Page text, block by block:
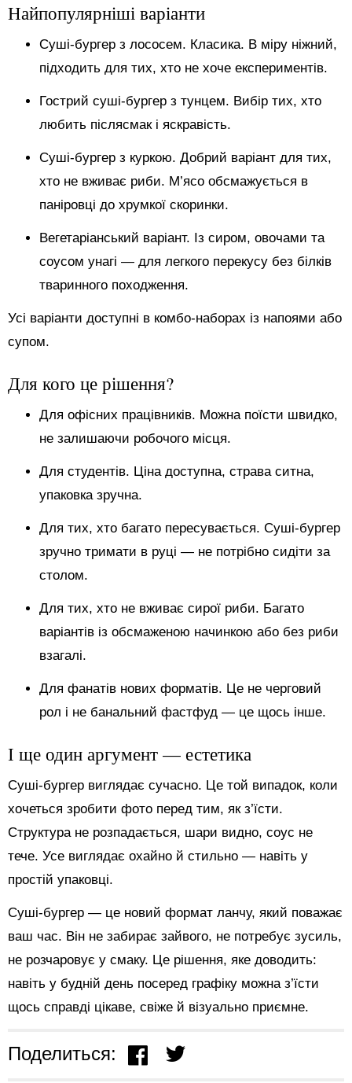
Найпопулярніші варіанти
Суші-бургер з лососем. Класика. В міру ніжний,
підходить для тих, хто не хоче експериментів.
Гострий суші-бургер з тунцем. Вибір тих, хто
любить післясмак і яскравість.
Суші-бургер з куркою. Добрий варіант для тих,
хто не вживає риби. М’ясо обсмажується в
паніровці до хрумкої скоринки.
Вегетаріанський варіант. Із сиром, овочами та
соусом унагі — для легкого перекусу без білків
тваринного походження.
Усі варіанти доступні в комбо-наборах із напоями або
супом.
Для кого це рішення?
Для офісних працівників. Можна поїсти швидко,
не залишаючи робочого місця.
Для студентів. Ціна доступна, страва ситна,
упаковка зручна.
Для тих, хто багато пересувається. Суші-бургер
зручно тримати в руці — не потрібно сидіти за
столом.
Для тих, хто не вживає сирої риби. Багато
варіантів із обсмаженою начинкою або без риби
взагалі.
Для фанатів нових форматів. Це не черговий
рол і не банальний фастфуд — це щось інше.
І ще один аргумент — естетика
Суші-бургер виглядає сучасно. Це той випадок, коли
хочеться зробити фото перед тим, як з’їсти.
Структура не розпадається, шари видно, соус не
тече. Усе виглядає охайно й стильно — навіть у
простій упаковці.
Суші-бургер — це новий формат ланчу, який поважає
ваш час. Він не забирає зайвого, не потребує зусиль,
не розчаровує у смаку. Це рішення, яке доводить:
навіть у будній день посеред графіку можна з’їсти
щось справді цікаве, свіже й візуально приємне.
Поделиться: